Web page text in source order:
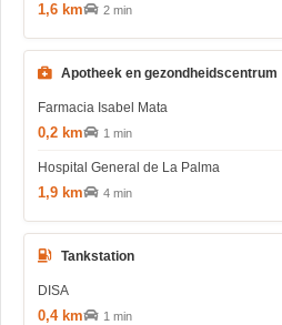
1,6 km 2 min
Apotheek en gezondheidscentrum
Farmacia Isabel Mata
0,2 km 1 min
Hospital General de La Palma
1,9 km 4 min
Tankstation
DISA
0,4 km 1 min